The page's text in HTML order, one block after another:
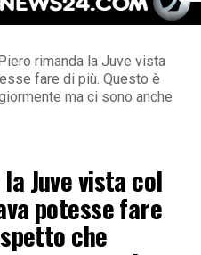
News 24
rimanda la Juve vista
fare di più. Questo è
ma ci sono anche
Juve vista col
potesse fare
che